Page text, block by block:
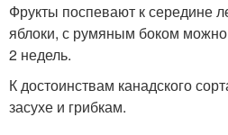
Фрукты поспевают к середине
яблоки, с румяным боком
2 недель.
К достоинствам канадского
засухе и грибкам.